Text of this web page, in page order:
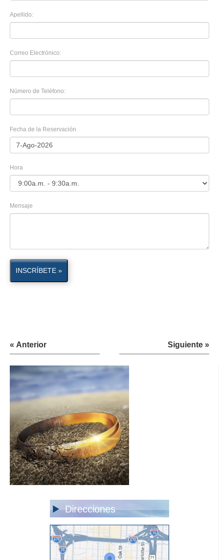
Apellido:
Correo Electrónico:
Número de Teléfono:
Fecha de la Reservación
Hora
Mensaje
INSCRÍBETE »
« Anterior Siguiente »
Direcciones